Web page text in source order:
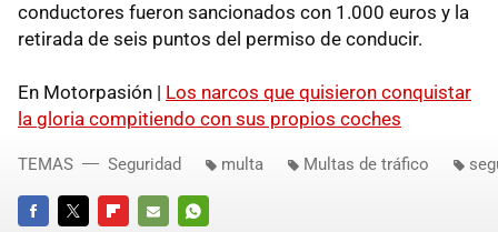
conductores fueron sancionados con 1.000 euros y la
retirada de seis puntos del permiso de conducir.
En Motorpasión | Los narcos que quisieron conquistar
la gloria compitiendo con sus propios coches
TEMAS Seguridad multa Multas de tráfico